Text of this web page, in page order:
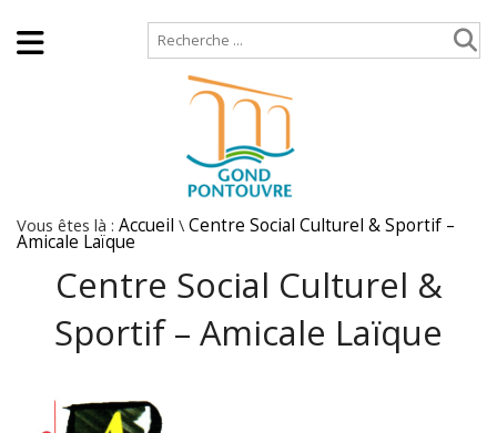
Vous êtes là : Accueil \ Centre Social Culturel & Sportif –
Amicale Laïque
Centre Social Culturel &
Sportif – Amicale Laïque